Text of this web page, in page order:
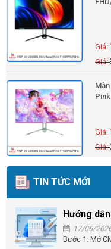
TIN TỨC MỚI
Hướng
17/06/
Bước 1: Mở